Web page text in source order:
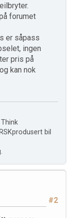
forumet
er såpass
ingen
pris på
kan nok
bil
#2